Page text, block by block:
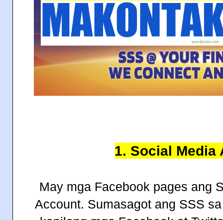
1. Social Media
May mga Facebook pages ang
Account. Sumasagot ang SSS